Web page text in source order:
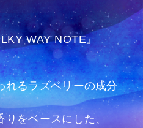
WAY NOTE』
れるラズベリーの成分
をベースにした、